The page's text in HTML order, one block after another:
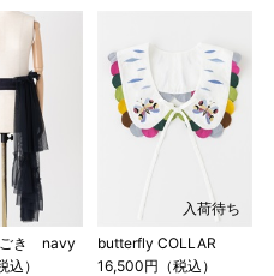
ごき navy
）
入荷待ち
butterfly COLLAR
16,500円（税込）